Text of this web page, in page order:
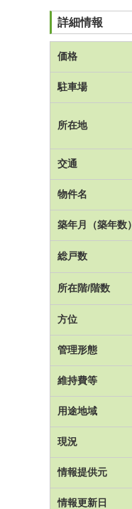
詳細情報
価格
駐車場
所在地
交通
物件名
築年月（築年数）
総戸数
所在階/階数
方位
管理形態
維持費等
用途地域
現況
情報提供元
情報更新日